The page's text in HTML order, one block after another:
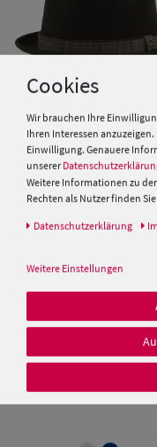
Göttmann Diamond
Hut mit Strukturstoff-
Garniturband
Cookies
Wir brauchen Ihre
Ihren Interessen
Einwilligung. Genauere
unserer
Weitere Informationen zu
Rechten als Nutzer finden
Daten­schutz­erklärung
Weitere Einstellungen